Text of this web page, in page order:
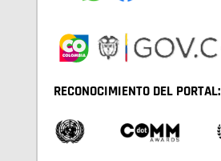
RECONOCIMIENTO DEL PORTAL: